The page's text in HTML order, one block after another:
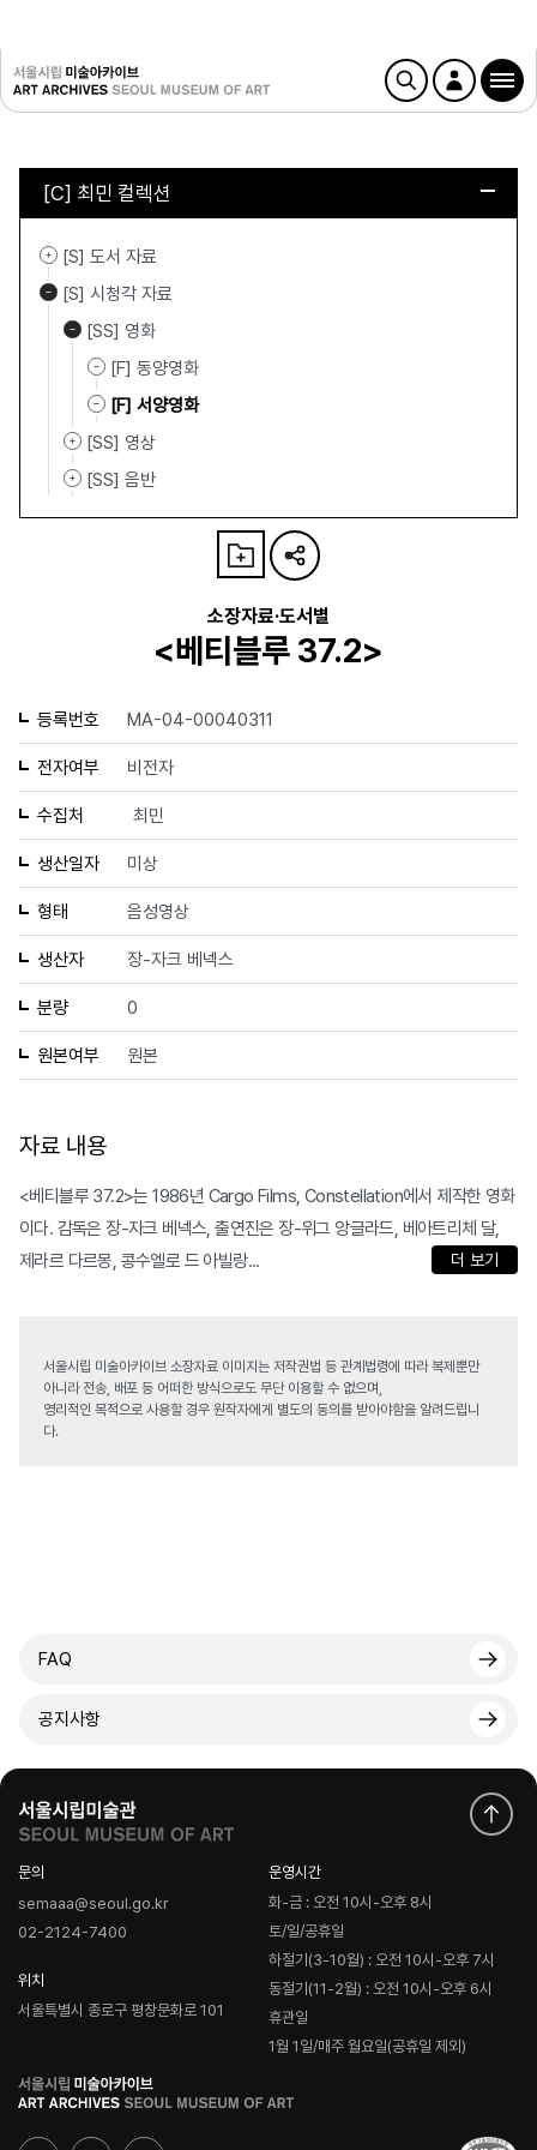
[C] 최민 컬렉션
[S] 도서 자료
[S] 시청각 자료
[SS] 영화
[F] 동양영화
[F] 서양영화
[SS] 영상
[SS] 음반
소장자료·도서별
<베티블루 37.2>
등록번호 MA-04-00040311
전자여부 비전자
수집처 최민
생산일자 미상
형태 음성영상
생산자 장-자크 베넥스
분량 0
원본여부 원본
자료 내용
<베티블루 37.2>는 1986년 Cargo Films, Constellation에서 제작한 영화
이다. 감독은 장-자크 베넥스, 출연진은 장-위그 앙글라드, 베아트리체 달,
제라르 다르몽, 콩수엘로 드 아빌랑...
더 보기
서울시립 미술아카이브 소장자료 이미지는 저작권법 등 관계법령에 따라 복제뿐만
아니라 전송, 배포 등 어떠한 방식으로도 무단 이용할 수 없으며,
영리적인 목적으로 사용할 경우 원작자에게 별도의 동의를 받아야함을 알려드립니
다.
FAQ
공지사항
문의
semaaa@seoul.go.kr
02-2124-7400
위치
서울특별시 종로구 평창문화로 101
운영시간
화-금 : 오전 10시-오후 8시
토/일/공휴일
하절기(3-10월) : 오전 10시-오후 7시
동절기(11-2월) : 오전 10시-오후 6시
휴관일
1월 1일/매주 월요일(공휴일 제외)
로
고